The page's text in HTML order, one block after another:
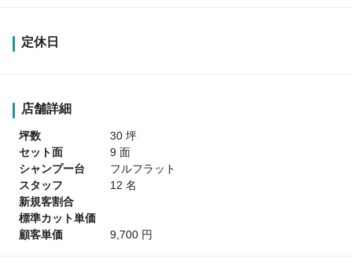
定休日
店舗詳細
坪数
30 坪
セット面
9 面
シャンプー台
フルフラット
スタッフ
12 名
新規客割合
標準カット単価
顧客単価
9,700 円